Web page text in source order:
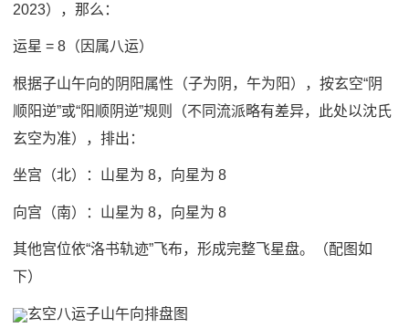
2023），那么：
运星 = 8（因属八运）
根据子山午向的阴阳属性（子为阴，午为阳），按玄空“阴
顺阳逆”或“阳顺阴逆”规则（不同流派略有差异，此处以沈氏
玄空为准），排出：
坐宫（北）：山星为 8，向星为 8
向宫（南）：山星为 8，向星为 8
其他宫位依“洛书轨迹”飞布，形成完整飞星盘。（配图如
下）
玄空八运子山午向排盘图